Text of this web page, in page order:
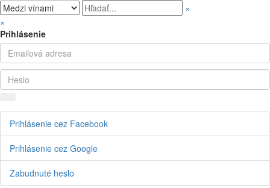
×
×
Prihlásenie
Prihlásenie cez Facebook
Prihlásenie cez Google
Zabudnuté heslo